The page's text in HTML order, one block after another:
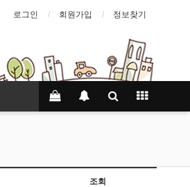
로그인 회원가입 정보찾기
조회